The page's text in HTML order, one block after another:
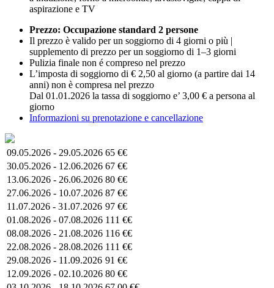
aspirazione e TV
Prezzo: Occupazione standard 2 persone
Il prezzo è valido per un soggiorno di 4 giorni o più |
supplemento di prezzo per un soggiorno di 1–3 giorni
Pulizia finale non é compreso nel prezzo
L’imposta di soggiorno di € 2,50 al giorno (a partire dai 14
anni) non è compresa nel prezzo
Dal 01.01.2026 la tassa di soggiorno e’ 3,00 € a persona al
giorno
Informazioni su prenotazione e cancellazione
09.05.2026 - 29.05.2026 65 €€
30.05.2026 - 12.06.2026 67 €€
13.06.2026 - 26.06.2026 80 €€
27.06.2026 - 10.07.2026 87 €€
11.07.2026 - 31.07.2026 97 €€
01.08.2026 - 07.08.2026 111 €€
08.08.2026 - 21.08.2026 116 €€
22.08.2026 - 28.08.2026 111 €€
29.08.2026 - 11.09.2026 91 €€
12.09.2026 - 02.10.2026 80 €€